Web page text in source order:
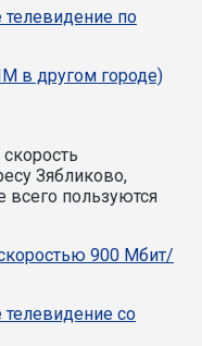
по
в другом городе)
Зябликово,
всего пользуются
900 Мбит/
со